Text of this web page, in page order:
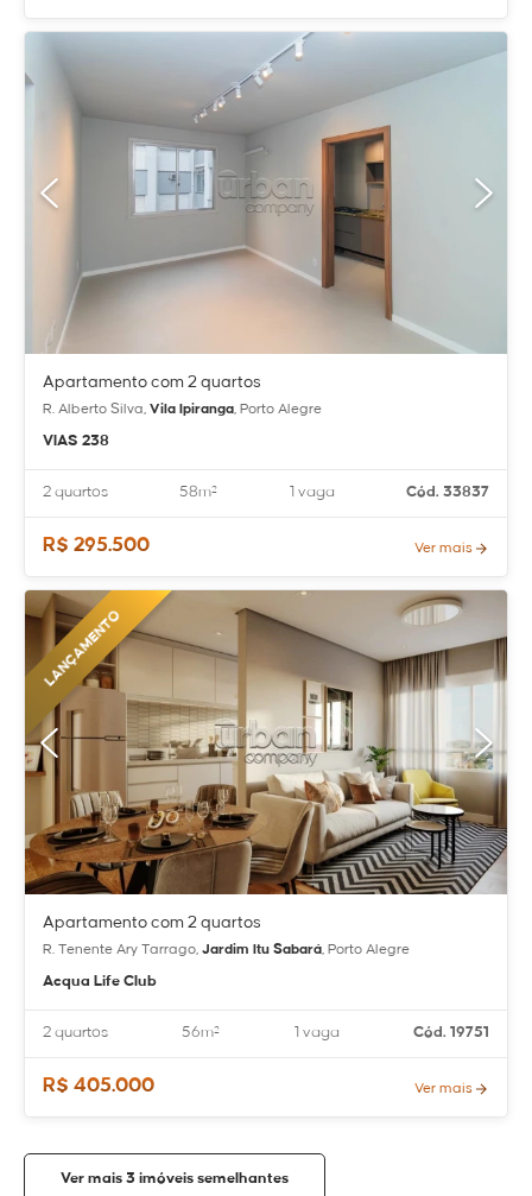
Apartamento com 2 quartos
R. Alberto Silva, Vila Ipiranga, Porto Alegre
VIAS 238
2 quartos 58m² 1 vaga Cód. 33837
R$ 295.500 Ver mais
LANÇAMENTO
Apartamento com 2 quartos
R. Tenente Ary Tarrago, Jardim Itu Sabará, Porto Alegre
Acqua Life Club
2 quartos 56m² 1 vaga Cód. 19751
R$ 405.000 Ver mais
Ver mais 3 imóveis semelhantes